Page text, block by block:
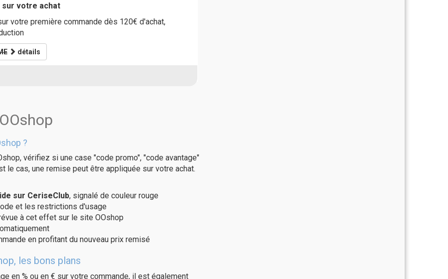
sur votre achat
votre première commande dès 120€ d'achat,
détails
?
vérifiez si une case "code promo", "code avantage"
le cas, une remise peut être appliquée sur votre achat.
sur CeriseClub, signalé de couleur rouge
et les restrictions d'usage
à cet effet sur le site OOshop
en profitant du nouveau prix remisé
les bons plans
en % ou en € sur votre commande, il est également